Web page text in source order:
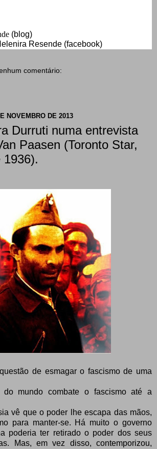
(blog)
Resende (facebook)
comentário:
NOVEMBRO DE 2013
Durruti numa entrevista
Paasen (Toronto Star,
1936).
de esmagar o fascismo de uma
do mundo combate o fascismo até a
vê que o poder lhe escapa das mãos,
para manter-se. Há muito o governo
poderia ter retirado o poder dos seus
Mas, em vez disso, contemporizou,